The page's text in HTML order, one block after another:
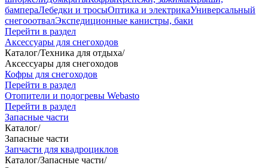
бампераЛебедки и тросыОптика и электрикаУниверсальный
снегооотвалЭкспедиционные канистры, баки
Перейти в раздел
Аксессуары для снегоходов
Каталог/Техника для отдыха/
Аксессуары для снегоходов
Кофры для снегоходов
Перейти в раздел
Отопители и подогревы Webasto
Перейти в раздел
Запасные части
Каталог/
Запасные части
Запчасти для квадроциклов
Каталог/Запасные части/